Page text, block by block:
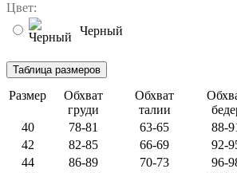
Цвет:
Черный
Размер
Обхват
груди
Обхват
талии
40 78-81 63-65
88-
42
82-85 66-69
92-
44
86-89 70-73
96-